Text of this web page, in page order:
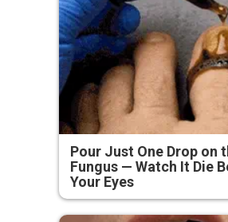
Pour Just One Drop on
Fungus — Watch It Die
Your Eyes